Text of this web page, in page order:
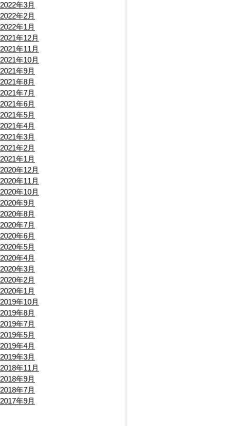
2022年3月
2022年2月
2022年1月
2021年12月
2021年11月
2021年10月
2021年9月
2021年8月
2021年7月
2021年6月
2021年5月
2021年4月
2021年3月
2021年2月
2021年1月
2020年12月
2020年11月
2020年10月
2020年9月
2020年8月
2020年7月
2020年6月
2020年5月
2020年4月
2020年3月
2020年2月
2020年1月
2019年10月
2019年8月
2019年7月
2019年5月
2019年4月
2019年3月
2018年11月
2018年9月
2018年7月
2017年9月